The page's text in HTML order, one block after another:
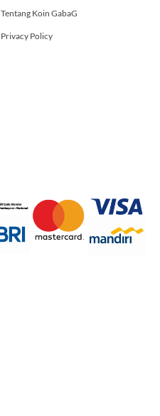
Tentang Koin GabaG
Privacy Policy